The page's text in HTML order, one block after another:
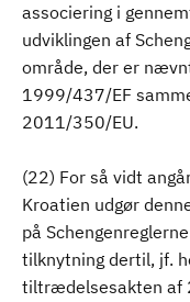
associering i
udviklingen af
område, der er
1999/437/EF
2011/350/EU.
(22) For så vidt
Kroatien udgør
på
tilknytning dertil, jf.
tiltrædelsesakten af